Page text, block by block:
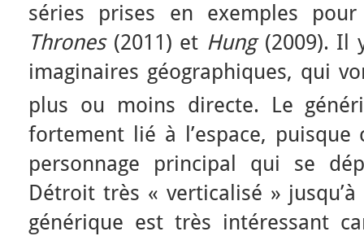
séries prises en exemples
Thrones(2011) et Hung(2009). Il
imaginaires géographiques, qui
plus ou moins directe. Le
fortement lié à l’espace,
personnage principal qui se
Détroit très « verticalisé »
générique est très intéressant